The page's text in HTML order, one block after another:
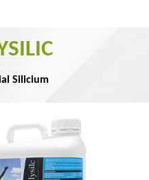
Silicium